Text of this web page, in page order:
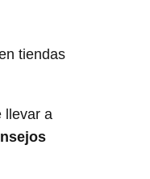
tiendas
llevar a